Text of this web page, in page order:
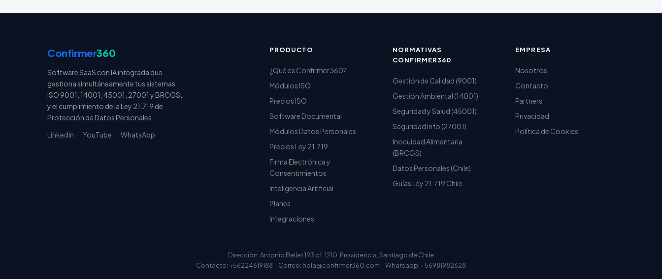
Confirmer360
Software SaaS con IA integrada que
gestiona simultáneamente tus sistemas
ISO 9001, 14001, 45001, 27001 y BRCGS,
y el cumplimiento de la Ley 21.719 de
Protección de Datos Personales
LinkedIn
YouTube WhatsApp
PRODUCTO
¿Qué es Confirmer360?
Módulos ISO
Precios ISO
Software Documental
Módulos Datos Personales
Precios Ley 21.719
Firma Electrónica y
Consentimientos
Inteligencia Artificial
Planes
Integraciones
NORMATIVAS
CONFIRMER360
Gestión de Calidad (9001)
Gestión Ambiental (14001)
Seguridad y Salud (45001)
Seguridad Info (27001)
Inocuidad Alimentaria
(BRCGS)
Datos Personales (Chile)
Guías Ley 21.719 Chile
EMPRESA
Nosotros
Contacto
Partners
Privacidad
Política de Cookies
Dirección: Antonio Bellet 193 of. 1210, Providencia, Santiago de Chile
Contacto: +56224619188 – Correo: hola@confirmer360.com – Whatsapp: +56981982628